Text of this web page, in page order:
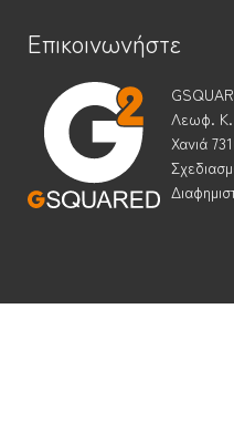
Επικοινωνήστε
Λεωφ. Κ.
Χανιά